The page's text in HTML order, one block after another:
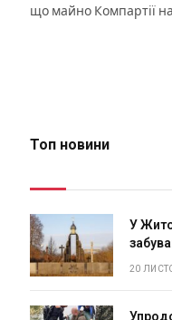
що майно Компартії
Топ новини
У
20